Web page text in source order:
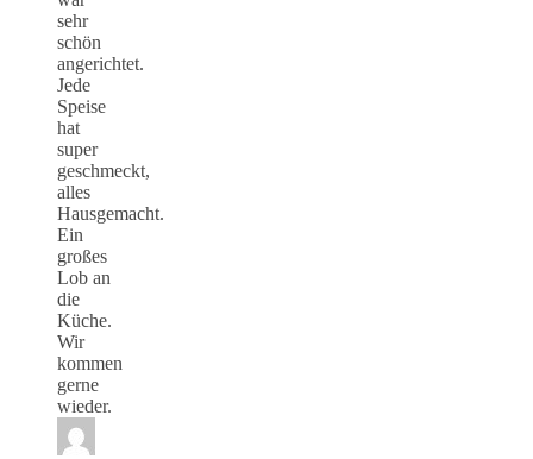
sehr
schön
angerichtet.
Jede
Speise
hat
super
geschmeckt,
alles
Hausgemacht.
Ein
großes
Lob an
die
Küche.
Wir
kommen
gerne
wieder.